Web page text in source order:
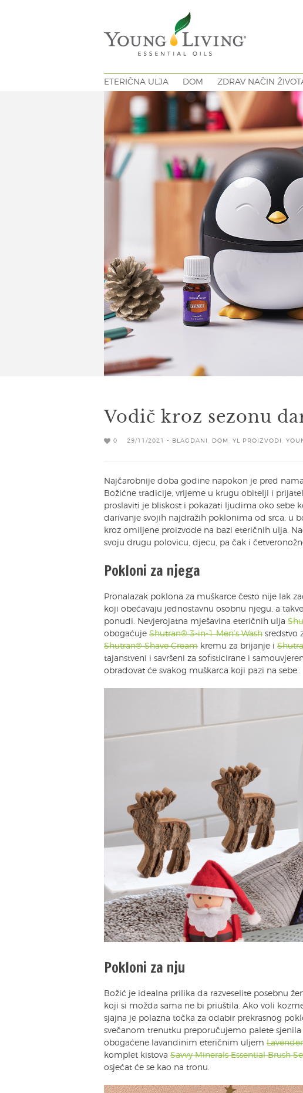
ETERIČNA ULJA DOM ZDRAV NAČIN
Vodič kroz sezonu
0 29/11/2021 - BLAGDANI DOM YL PROIZVODI
Najčarobnije doba godine napokon je pred
Božićne tradicije, vrijeme u krugu obitelji i
proslaviti je bliskost i pokazati ljudima oko sebe
darivanje svojih najdražih poklonima od srca, u
kroz omiljene proizvode na bazi eteričnih ulja.
svoju drugu polovicu, djecu, pa čak i
Pokloni za njega
Pronalazak poklona za muškarce često nije lak
koji obećavaju jednostavnu osobnu njegu, a
ponudi. Nevjerojatna mješavina eteričnih ulja
obogaćuje Shutran® 3-in-1 Men’s Wash sredstvo
Shutran® Shave Cream kremu za brijanje i
tajanstveni i savršeni za sofisticirane i
obradovat će svakog muškarca koji pazi na sebe.
Pokloni za nju
Božić je idealna prilika da razveselite posebnu
koji si možda sama ne bi priuštila. Ako voli
sjajna je polazna točka za odabir prekrasnog
svečanom trenutku preporučujemo palete sjenila
obogaćene lavandinim eteričnim uljem Lavender
komplet kistova Savvy Minerals Essential Brush
osjećat će se kao na tronu.